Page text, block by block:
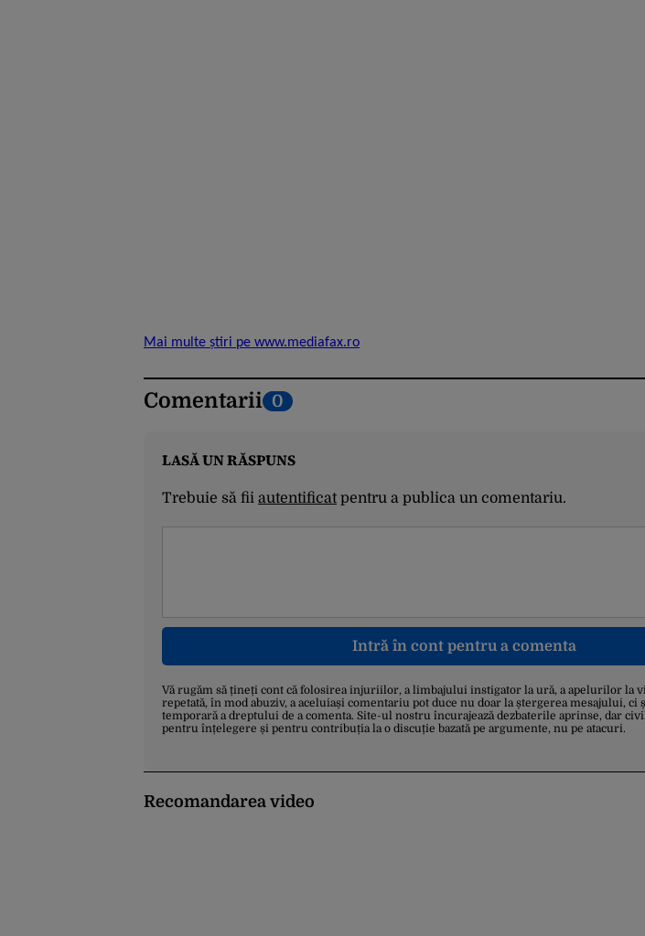
Mai multe știri pe www.mediafax.ro
Comentarii 0
LASĂ UN RĂSPUNS
Trebuie să fii autentificatpentru a publica un comentariu.
Intră în cont pentru a comenta
Vă rugăm să țineți cont că folosirea injuriilor, a limbajului instigator la ură, a apelurilor la
repetată, în mod abuziv, a aceluiași comentariu pot duce nu doar la ștergerea mesajului, ci
temporară a dreptului de a comenta. Site-ul nostru încurajează dezbaterile aprinse, dar
pentru înțelegere și pentru contribuția la o discuție bazată pe argumente, nu pe atacuri.
Recomandarea video